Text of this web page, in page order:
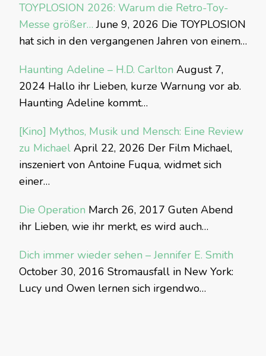
TOYPLOSION 2026: Warum die Retro-Toy-
Messe größer… June 9, 2026 Die TOYPLOSION
hat sich in den vergangenen Jahren von einem…
Haunting Adeline – H.D. Carlton August 7,
2024 Hallo ihr Lieben, kurze Warnung vor ab.
Haunting Adeline kommt…
[Kino] Mythos, Musik und Mensch: Eine Review
zu Michael April 22, 2026 Der Film Michael,
inszeniert von Antoine Fuqua, widmet sich
einer…
Die Operation March 26, 2017 Guten Abend
ihr Lieben, wie ihr merkt, es wird auch…
Dich immer wieder sehen – Jennifer E. Smith
October 30, 2016 Stromausfall in New York:
Lucy und Owen lernen sich irgendwo…